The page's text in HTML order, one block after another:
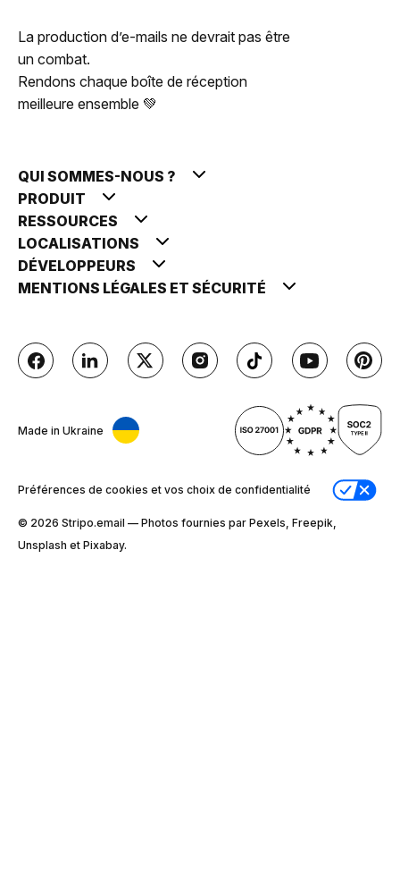
La production d’e-mails ne devrait pas être
un combat.
Rendons chaque boîte de réception
meilleure ensemble 💚
QUI SOMMES-NOUS ?
PRODUIT
RESSOURCES
LOCALISATIONS
DÉVELOPPEURS
MENTIONS LÉGALES ET SÉCURITÉ
Made in Ukraine
Préférences de cookies et vos choix de confidentialité
© 2026 Stripо.email — Photos fournies par Pexels, Freepik,
Unsplash et Pixabay.